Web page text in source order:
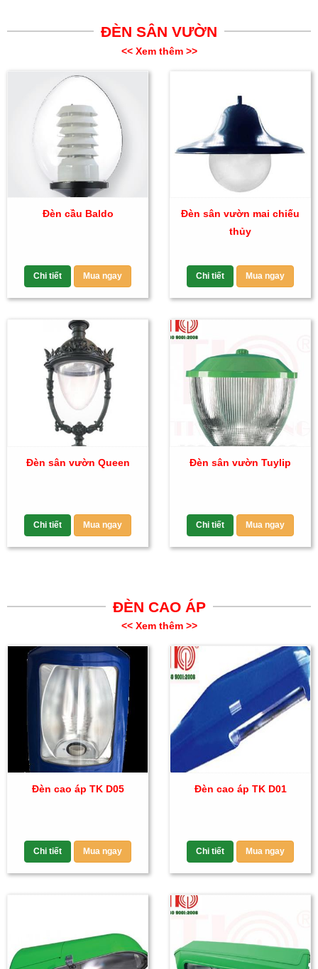
ĐÈN SÂN VƯỜN
<< Xem thêm >>
Đèn cầu Baldo
Chi tiết Mua ngay
Đèn sân vườn mai chiếu
thủy
Chi tiết Mua ngay
Đèn sân vườn Queen
Chi tiết Mua ngay
Đèn sân vườn Tuylip
Chi tiết Mua ngay
ĐÈN CAO ÁP
<< Xem thêm >>
Đèn cao áp TK D05
Chi tiết Mua ngay
Đèn cao áp TK D01
Chi tiết Mua ngay